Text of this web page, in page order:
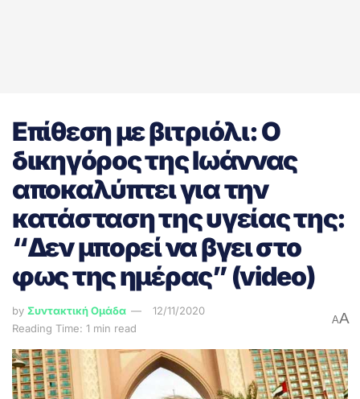
Επίθεση με βιτριόλι: Ο
δικηγόρος της Ιωάννας
αποκαλύπτει για την
κατάσταση της υγείας της:
“Δεν μπορεί να βγει στο
φως της ημέρας” (video)
by Συντακτική Ομάδα
12/11/2020
Reading Time: 1 min read
AA